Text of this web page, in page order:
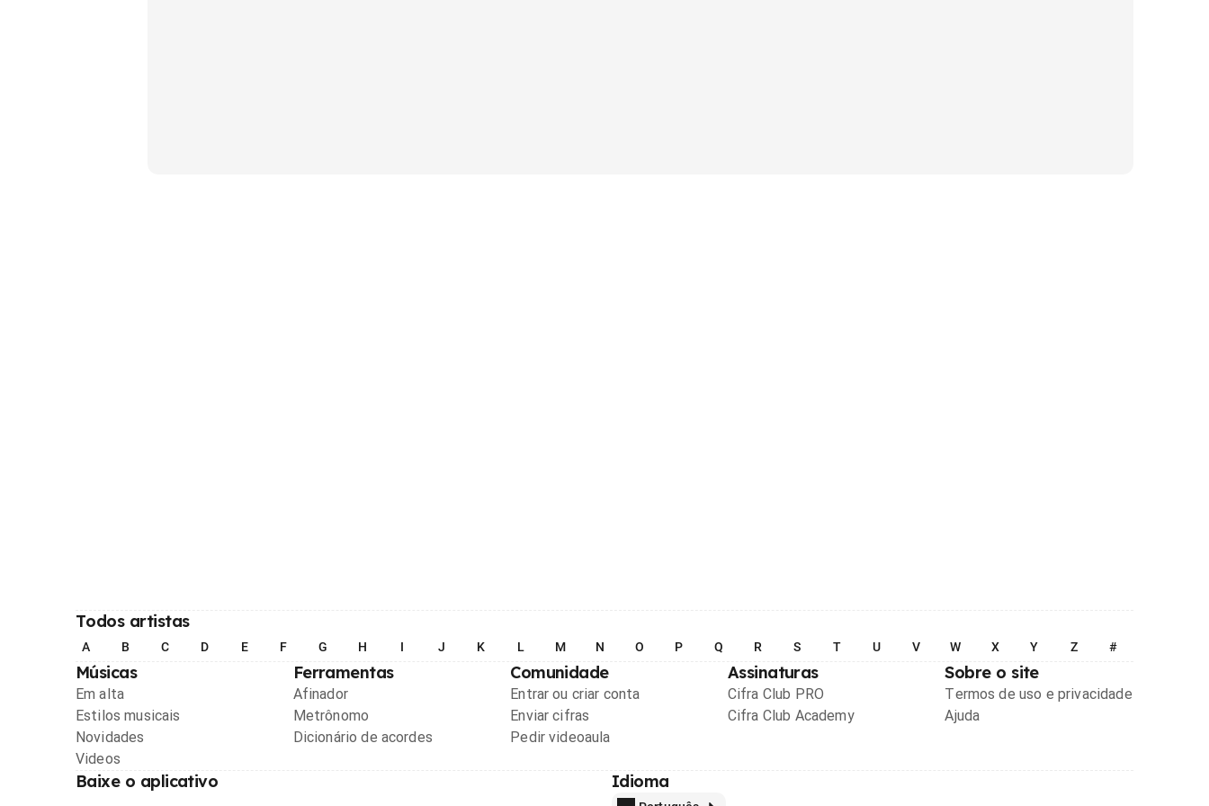
Todos artistas
A B C D E F G H I J K L M N O P Q R S T U V W X Y Z #
Músicas
Em alta
Estilos musicais
Novidades
Videos
Ferramentas
Afinador
Metrônomo
Dicionário de acordes
Comunidade
Entrar ou criar conta
Enviar cifras
Pedir videoaula
Assinaturas
Cifra Club PRO
Cifra Club Academy
Sobre o site
Termos de uso e privacidade
Ajuda
Baixe o aplicativo Idioma